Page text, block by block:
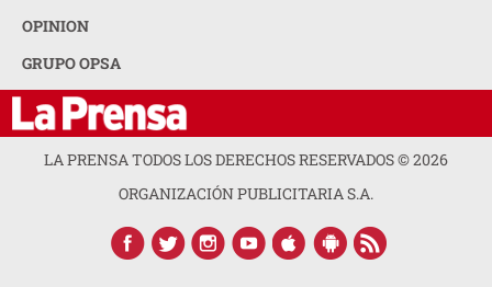
OPINION
GRUPO OPSA
LA PRENSA TODOS LOS DERECHOS RESERVADOS ©2026
ORGANIZACIÓN PUBLICITARIA S.A.